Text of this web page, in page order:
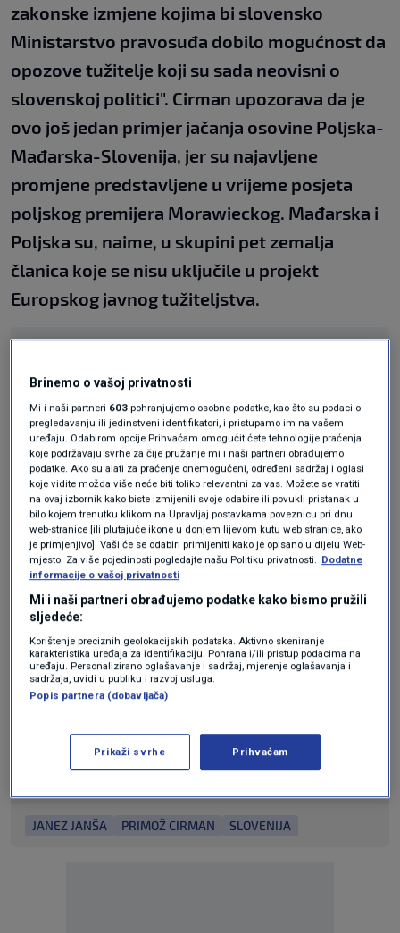
zakonske izmjene kojima bi slovensko
Ministarstvo pravosuđa dobilo mogućnost da
opozove tužitelje koji su sada neovisni o
slovenskoj politici". Cirman upozorava da je
ovo još jedan primjer jačanja osovine Poljska-
Mađarska-Slovenija, jer su najavljene
promjene predstavljene u vrijeme posjeta
poljskog premijera Morawieckog. Mađarska i
Poljska su, naime, u skupini pet zemalja
članica koje se nisu uključile u projekt
Europskog javnog tužiteljstva.
Oglas
https://youtu.be/Xn9fs0HkNxc
N1 pratite putem aplikacija
Android |iPhone/iPad
Twitter|Facebook|Instagram.
JANEZ JANŠA PRIMOŽ CIRMAN SLOVENIJA
Brinemo o vašoj privatnosti
Mi i naši partneri 603 pohranjujemo osobne podatke, kao što su podaci o
pregledavanju ili jedinstveni identifikatori, i pristupamo im na vašem
uređaju. Odabirom opcije Prihvaćam omogućit ćete tehnologije praćenja
koje podržavaju svrhe za čije pružanje mi i naši partneri obrađujemo
podatke. Ako su alati za praćenje onemogućeni, određeni sadržaj i oglasi
koje vidite možda više neće biti toliko relevantni za vas. Možete se vratiti
na ovaj izbornik kako biste izmijenili svoje odabire ili povukli pristanak u
bilo kojem trenutku klikom na Upravljaj postavkama poveznicu pri dnu
web-stranice [ili plutajuće ikone u donjem lijevom kutu web stranice, ako
je primjenjivo]. Vaši će se odabiri primijeniti kako je opisano u dijelu Web-
mjesto. Za više pojedinosti pogledajte našu Politiku privatnosti. Dodatne
informacije o vašoj privatnosti
Mi i naši partneri obrađujemo podatke kako bismo pružili
sljedeće:
Korištenje preciznih geolokacijskih podataka. Aktivno skeniranje
karakteristika uređaja za identifikaciju. Pohrana i/ili pristup podacima na
uređaju. Personalizirano oglašavanje i sadržaj, mjerenje oglašavanja i
sadržaja, uvidi u publiku i razvoj usluga.
Popis partnera (dobavljača)
Prikaži svrhe Prihvaćam